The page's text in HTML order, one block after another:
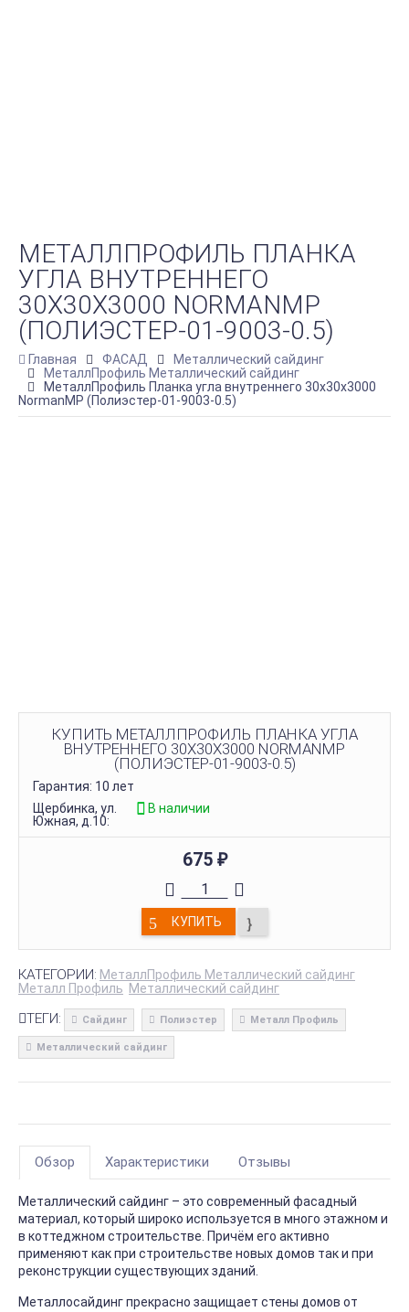
МЕТАЛЛПРОФИЛЬ ПЛАНКА
УГЛА ВНУТРЕННЕГО
30Х30Х3000 NORMANMP
(ПОЛИЭСТЕР-01-9003-0.5)
Главная ФАСАД
Металлический сайдинг
МеталлПрофиль Металлический сайдинг
МеталлПрофиль Планка угла внутреннего 30х30х3000
NormanMP (Полиэстер-01-9003-0.5)
КУПИТЬ МЕТАЛЛПРОФИЛЬ ПЛАНКА УГЛА
ВНУТРЕННЕГО 30Х30Х3000 NORMANMP
(ПОЛИЭСТЕР-01-9003-0.5)
Гарантия: 10 лет
Щербинка, ул.
Южная, д.10:
В наличии
675 ₽
КУПИТЬ
КАТЕГОРИИ: МеталлПрофиль Металлический сайдинг
Металл Профиль Металлический сайдинг
ТЕГИ: Сайдинг Полиэстер Металл Профиль
Металлический сайдинг
Обзор Характеристики Отзывы
Металлический сайдинг – это современный фасадный
материал, который широко используется в много этажном и
в коттеджном строительстве. Причём его активно
применяют как при строительстве новых домов так и при
реконструкции существующих зданий.
Металлосайдинг прекрасно защищает стены домов от